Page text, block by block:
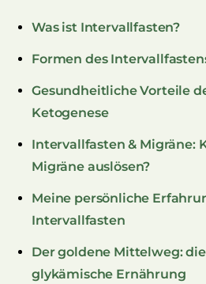
Was ist Intervallfasten?
Formen des
Gesundheitliche Vorteile
Ketogenese
Intervallfasten & Migräne:
Migräne auslösen?
Meine persönliche
Intervallfasten
Der goldene Mittelweg:
glykämische Ernährung